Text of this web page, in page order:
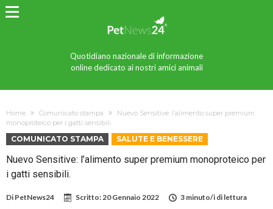
Quotidiano nazionale di informazione
online dedicato ai nostri amici animali
Home Comunicato stampa
Nuevo Sensitive: l’alimento super premium
monoproteico per i gatti sensibili.
COMUNICATO STAMPA SALUTE E BENESSERE
Nuevo Sensitive: l’alimento super premium monoproteico per
i gatti sensibili.
Di PetNews24 Scritto:20 Gennaio 2022 3 minuto/i di lettura